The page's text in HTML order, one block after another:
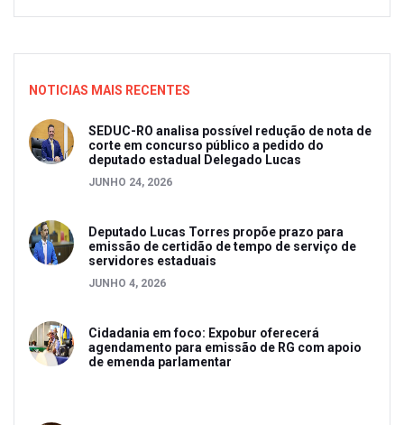
NOTICIAS MAIS RECENTES
SEDUC-RO analisa possível redução de nota de
corte em concurso público a pedido do
deputado estadual Delegado Lucas
JUNHO 24, 2026
Deputado Lucas Torres propõe prazo para
emissão de certidão de tempo de serviço de
servidores estaduais
JUNHO 4, 2026
Cidadania em foco: Expobur oferecerá
agendamento para emissão de RG com apoio
de emenda parlamentar